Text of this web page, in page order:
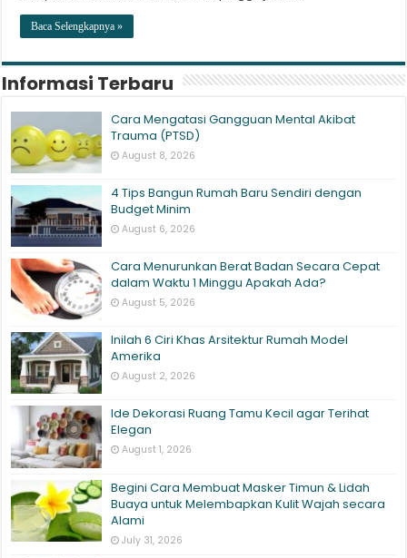
Baca Selengkapnya »
Informasi Terbaru
Cara Mengatasi Gangguan Mental Akibat
Trauma (PTSD)
August 8, 2026
4 Tips Bangun Rumah Baru Sendiri dengan
Budget Minim
August 6, 2026
Cara Menurunkan Berat Badan Secara Cepat
dalam Waktu 1 Minggu Apakah Ada?
August 5, 2026
Inilah 6 Ciri Khas Arsitektur Rumah Model
Amerika
August 2, 2026
Ide Dekorasi Ruang Tamu Kecil agar Terihat
Elegan
August 1, 2026
Begini Cara Membuat Masker Timun & Lidah
Buaya untuk Melembapkan Kulit Wajah secara
Alami
July 31, 2026